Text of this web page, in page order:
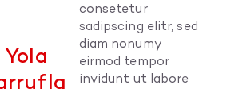
consetetur
sadipscing elitr, sed
diam nonumy
eirmod tempor
invidunt ut labore